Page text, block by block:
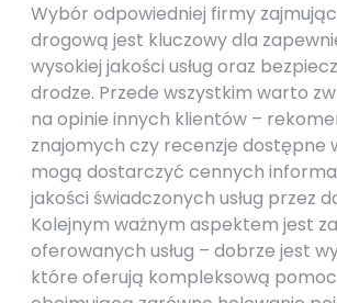
Wybór odpowiedniej firmy
drogową jest kluczowy dla
wysokiej jakości usług oraz
drodze. Przede wszystkim warto
na opinie innych klientów –
znajomych czy recenzje dostępne
mogą dostarczyć cennych
jakości świadczonych usług przez
Kolejnym ważnym aspektem jest
oferowanych usług – dobrze jest
które oferują kompleksową